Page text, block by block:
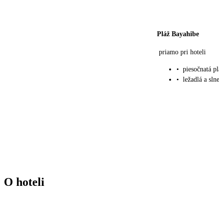
Pláž Bayahibe
priamo pri hoteli
• piesočnatá
• ležadlá a
O hoteli